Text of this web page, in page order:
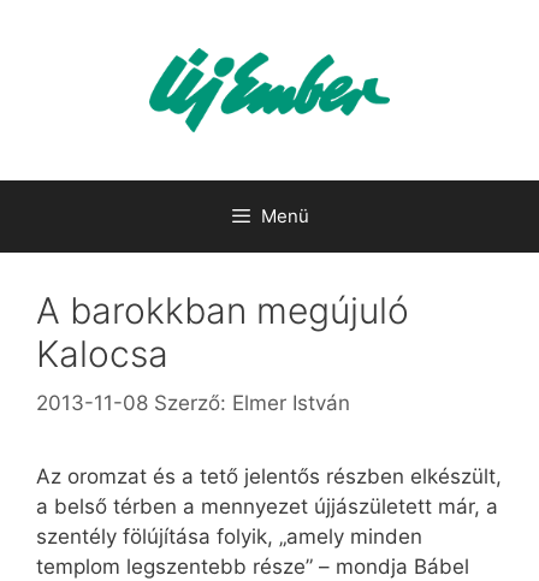
Menü
A barokkban megújuló
Kalocsa
2013-11-08 Szerző: Elmer István
Az oromzat és a tető jelentős részben elkészült,
a belső térben a mennyezet újjászületett már, a
szentély fölújítása folyik, „amely minden
templom legszentebb része” – mondja Bábel